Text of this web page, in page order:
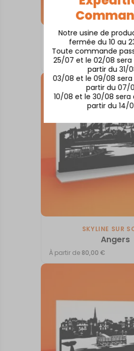
Notre usine de
fermée du 10 au
Toute commande
25/07 et le 02/08 sera
partir du 31/
03/08 et le 09/08 sera
partir du 07/
10/08 et le 30/08 sera
partir du 14/
SKYLINE SUR
Albi
À partir de80,00€
SKYLINE SUR
Angers
À partir de 80,00€